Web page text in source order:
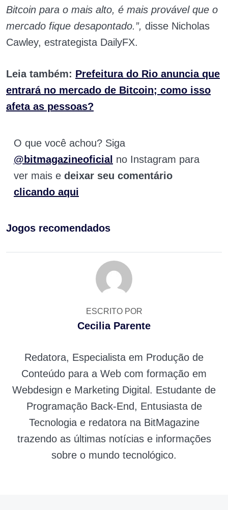
Bitcoin para o mais alto, é mais provável que o
mercado fique desapontado.”, disse Nicholas
Cawley, estrategista DailyFX.
Leia também: Prefeitura do Rio anuncia que
entrará no mercado de Bitcoin; como isso
afeta as pessoas?
O que você achou? Siga
@bitmagazineoficial no Instagram para
ver mais e deixar seu comentário
clicando aqui
Jogos recomendados
ESCRITO POR
Cecilia Parente
Redatora, Especialista em Produção de
Conteúdo para a Web com formação em
Webdesign e Marketing Digital. Estudante de
Programação Back-End, Entusiasta de
Tecnologia e redatora na BitMagazine
trazendo as últimas notícias e informações
sobre o mundo tecnológico.